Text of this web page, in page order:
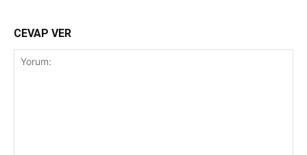
CEVAP VER